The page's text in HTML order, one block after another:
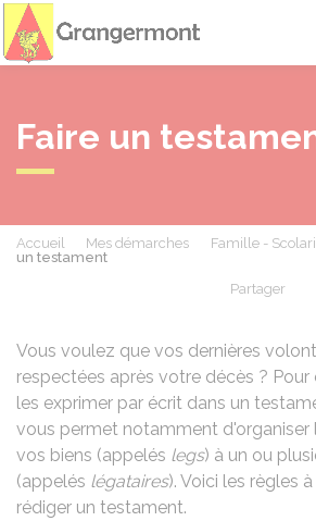
Faire un
Accueil Mes démarches Famille -
un testament
Partager
Vous voulez que vos dernières
respectées après votre décès ?
les exprimer par écrit dans un
vous permet notamment d'organiser
vos biens (appelés legs) à un ou
(appelés légataires). Voici les règles
rédiger un testament.